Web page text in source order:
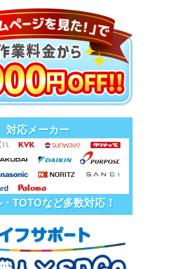
対応メーカー
・TOTOなど多数対応！